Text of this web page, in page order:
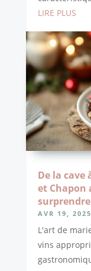
LIRE PLUS
De la cave
et Chapon
surprendre
AVR 19, 2025
L'art de
vins